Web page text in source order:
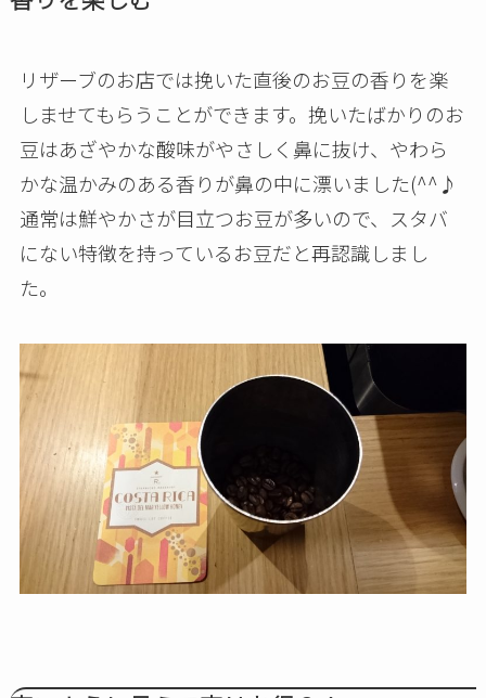
リザーブのお店では挽いた直後のお豆の香りを楽
しませてもらうことができます。挽いたばかりのお
豆はあざやかな酸味がやさしく鼻に抜け、やわら
かな温かみのある香りが鼻の中に漂いました(^^♪
通常は鮮やかさが目立つお豆が多いので、スタバ
にない特徴を持っているお豆だと再認識しまし
た。